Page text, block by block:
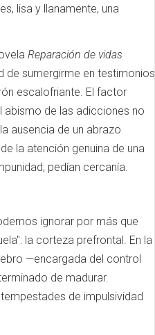
lisa y llanamente, una
Reparación de vidas
de sumergirme en testimonios
escalofriante. El factor
abismo de las adicciones no
ausencia de un abrazo
la atención genuina de una
pedían cercanía.
ignorar por más que
la corteza prefrontal. En la
—encargada del control
de madurar.
de impulsividad